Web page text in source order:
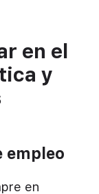
en el
y
empleo
en